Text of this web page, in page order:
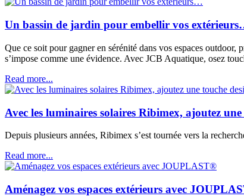
Un bassin de jardin pour embellir vos
Que ce soit pour gagner en sérénité dans vos espaces
s’impose comme une évidence. Avec JCB Aquatique, osez
Read more...
Avec les luminaires solaires Ribimex, ajoutez
Depuis plusieurs années, Ribimex s’est tournée vers la
Read more...
Aménagez vos espaces extérieurs avec